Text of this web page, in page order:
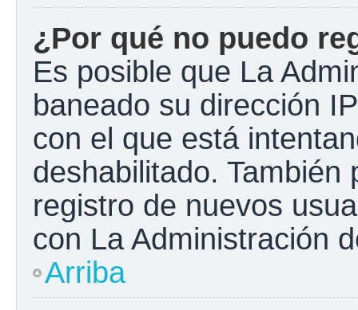
¿Por qué no puedo
Es posible que La
baneado su dirección
con el que está
deshabilitado.
registro de nuevos
con La Administración
Arriba